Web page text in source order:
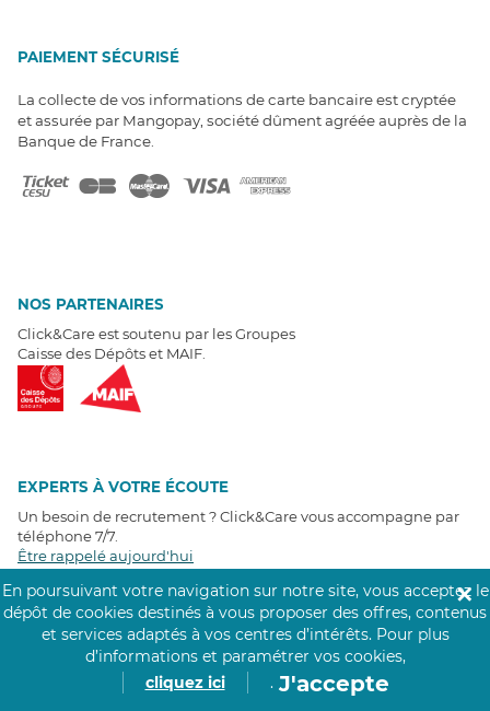
PAIEMENT SÉCURISÉ
La collecte de vos informations de carte bancaire est cryptée
et assurée par Mangopay, société dûment agréée auprès de la
Banque de France.
NOS PARTENAIRES
Click&Care est soutenu par les Groupes
Caisse des Dépôts et MAIF.
EXPERTS À VOTRE ÉCOUTE
Un besoin de recrutement ? Click&Care vous accompagne par
téléphone 7/7
Être rappelé aujourd'hui
TÉMOIGNAGES CLIENTS
4,6 /5
Avis clientsrécoltés sur
En poursuivant votre navigation sur notre site, vous acceptez le
dépôt de cookies destinés à vous proposer des offres, contenus
et services adaptés à vos centres d’intérêts. Pour plus
d’informations et paramétrer vos cookies,
cliquez ici
. J'accepte
✕